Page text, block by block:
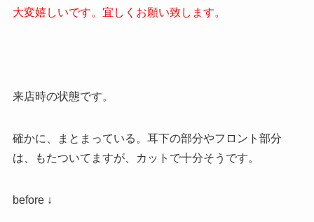
大変嬉しいです。宜しくお願い致します。
来店時の状態です。
確かに、まとまっている。耳下の部分やフロント部分
は、もたついてますが、カットで十分そうです。
before ↓